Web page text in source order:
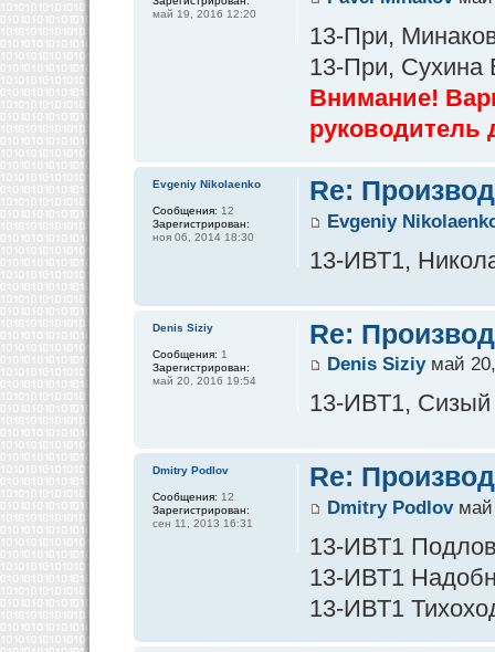
13-При,
13-При, Сухина
Внимание!
руководитель
май 19, 2016 12:20
Re:
Evgeniy
13-ИВТ1,
Evgeniy Nikolaenko
Сообщения: 12
Зарегистрирован:
ноя 06, 2014 18:30
Re:
Denis Siziyмай 20,
13-ИВТ1, Сизый
Denis Siziy
Сообщения: 1
Зарегистрирован:
май 20, 2016 19:54
Re:
Dmitry Podlovмай
13-ИВТ1
13-ИВТ1
13-ИВТ1
Dmitry Podlov
Сообщения: 12
Зарегистрирован:
сен 11, 2013 16:31